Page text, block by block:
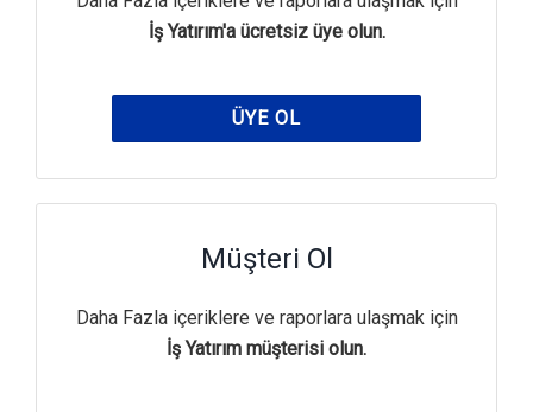
İş Yatırım'a ücretsiz üye olun.
ÜYE OL
Müşteri Ol
Daha Fazla içeriklere ve raporlara ulaşmak için
İş Yatırım müşterisi olun.